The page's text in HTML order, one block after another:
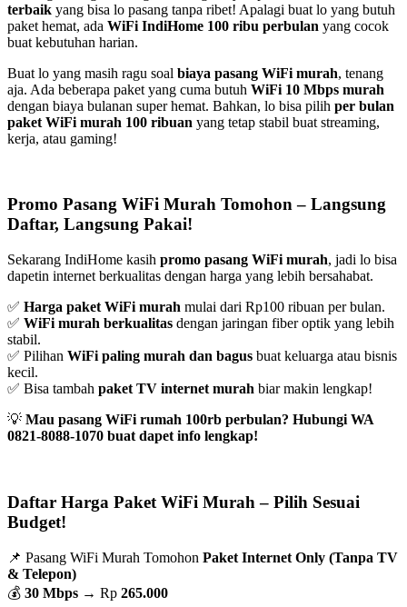
terbaik yang bisa lo pasang tanpa ribet! Apalagi buat lo yang butuh
paket hemat, ada WiFi IndiHome 100 ribu perbulan yang cocok
buat kebutuhan harian.
Buat lo yang masih ragu soal biaya pasang WiFi murah, tenang
aja. Ada beberapa paket yang cuma butuh WiFi 10 Mbps murah
dengan biaya bulanan super hemat. Bahkan, lo bisa pilih per bulan
paket WiFi murah 100 ribuan yang tetap stabil buat streaming,
kerja, atau gaming!
Promo Pasang WiFi Murah Tomohon – Langsung
Daftar, Langsung Pakai!
Sekarang IndiHome kasih promo pasang WiFi murah, jadi lo bisa
dapetin internet berkualitas dengan harga yang lebih bersahabat.
✅ Harga paket WiFi murah mulai dari Rp100 ribuan per bulan.
✅ WiFi murah berkualitas dengan jaringan fiber optik yang lebih
stabil.
✅ Pilihan WiFi paling murah dan bagus buat keluarga atau bisnis
kecil.
✅ Bisa tambah paket TV internet murah biar makin lengkap!
💡 Mau pasang WiFi rumah 100rb perbulan? Hubungi WA
0821-8088-1070 buat dapet info lengkap!
Daftar Harga Paket WiFi Murah – Pilih Sesuai
Budget!
📌 Pasang WiFi Murah Tomohon Paket Internet Only (Tanpa TV
& Telepon)
💰 30 Mbps → Rp 265.000